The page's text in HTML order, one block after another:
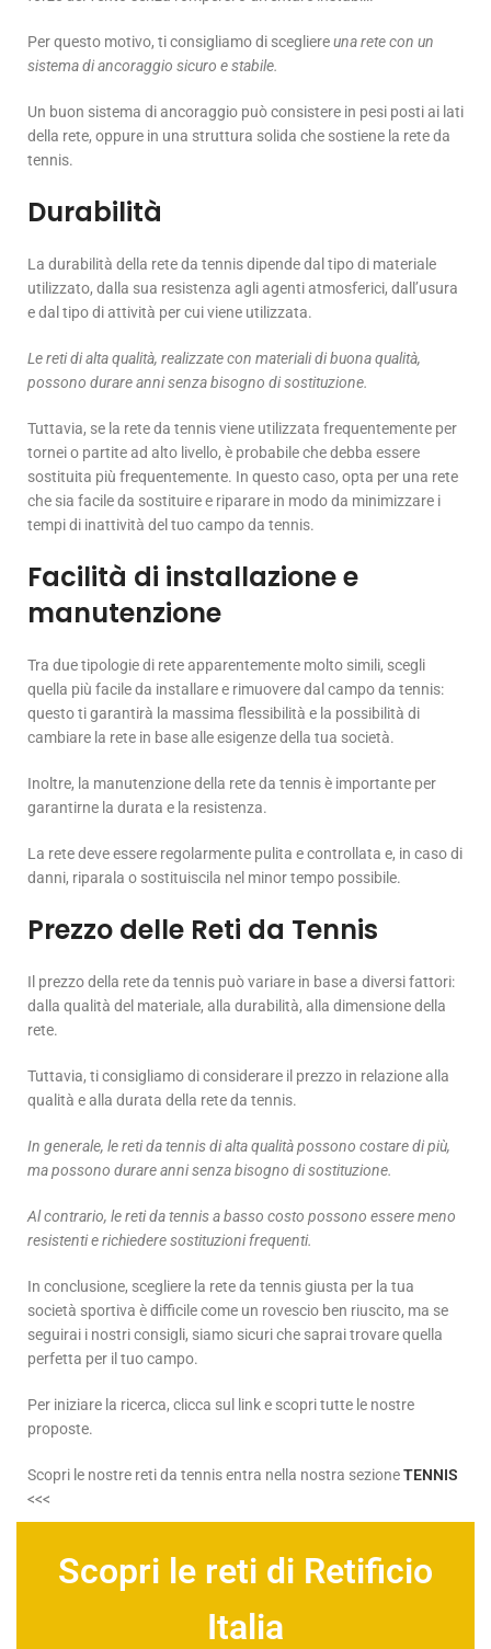
Per questo motivo, ti consigliamo di scegliereuna rete con un
sistema di ancoraggio sicuro e stabile.
Un buon sistema di ancoraggio può consistere in pesi posti ai lati
della rete, oppure in una struttura solida che sostiene la rete da
tennis.
Durabilità
La durabilità della rete da tennis dipende dal tipo di materiale
utilizzato, dalla sua resistenza agli agenti atmosferici, dall’usura
e dal tipo di attività per cui viene utilizzata.
Le reti di alta qualità, realizzate con materiali di buona qualità,
possono durare anni senza bisogno di sostituzione.
Tuttavia, se la rete da tennis viene utilizzata frequentemente per
tornei o partite ad alto livello, è probabile che debba essere
sostituita più frequentemente. In questo caso, opta per una rete
che sia facile da sostituire e riparare in modo da minimizzare i
tempi di inattività del tuo campo da tennis.
Facilità di installazione e
manutenzione
Tra due tipologie di rete apparentemente molto simili, scegli
quella più facile da installare e rimuovere dal campo da tennis:
questo ti garantirà la massima flessibilità e la possibilità di
cambiare la rete in base alle esigenze della tua società.
Inoltre, la manutenzione della rete da tennis è importante per
garantirne la durata e la resistenza.
La rete deve essere regolarmente pulita e controllata e, in caso di
danni, riparala o sostituiscila nel minor tempo possibile.
Prezzo delle Reti da Tennis
Il prezzo della rete da tennis può variare in base a diversi fattori:
dalla qualità del materiale, alla durabilità, alla dimensione della
rete.
Tuttavia, ti consigliamo di considerare il prezzo in relazione alla
qualità e alla durata della rete da tennis.
In generale, le reti da tennis di alta qualità possono costare di più,
ma possono durare anni senza bisogno di sostituzione.
Al contrario, le reti da tennis a basso costo possono essere meno
resistenti e richiedere sostituzioni frequenti.
In conclusione, scegliere la rete da tennis giusta per la tua
società sportiva è difficile come un rovescio ben riuscito, ma se
seguirai i nostri consigli, siamo sicuri che saprai trovare quella
perfetta per il tuo campo.
Per iniziare la ricerca, clicca sul link e scopri tutte le nostre
proposte.
Scopri le nostre reti da tennis entra nella nostra sezioneTENNIS
<<<
Scopri le reti di Retificio
Italia